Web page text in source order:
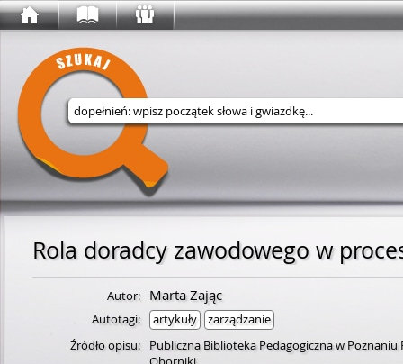
Wyszukaj w serwisie
Rola doradcy zawodowego w
Autor: Marta Zając
Autotagi: artykuły
zarządzanie
Źródło opisu:
Publiczna Biblioteka Pedagogiczna w Poznaniu